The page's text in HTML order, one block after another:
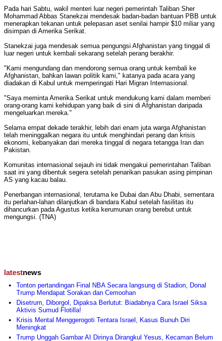
Pada hari Sabtu, wakil menteri luar negeri pemerintah Taliban Sher
Mohammad Abbas Stanekzai mendesak badan-badan bantuan PBB untuk
menerapkan tekanan untuk pelepasan aset senilai hampir $10 miliar yang
disimpan di Amerika Serikat.
Stanekzai juga mendesak semua pengungsi Afghanistan yang tinggal di
luar negeri untuk kembali sekarang setelah perang berakhir.
"Kami mengundang dan mendorong semua orang untuk kembali ke
Afghanistan, bahkan lawan politik kami," katanya pada acara yang
diadakan di Kabul untuk memperingati Hari Migran Internasional.
"Saya meminta Amerika Serikat untuk mendukung kami dalam memberi
orang-orang kami kehidupan yang baik di sini di Afghanistan daripada
mengeluarkan mereka."
Selama empat dekade terakhir, lebih dari enam juta warga Afghanistan
telah meninggalkan negara itu untuk menghindari perang dan krisis
ekonomi, kebanyakan dari mereka tinggal di negara tetangga Iran dan
Pakistan.
Komunitas internasional sejauh ini tidak mengakui pemerintahan Taliban
saat ini yang dibentuk segera setelah penarikan pasukan asing pimpinan
AS yang kacau balau.
Penerbangan internasional, terutama ke Dubai dan Abu Dhabi, sementara
itu perlahan-lahan dilanjutkan di bandara Kabul setelah fasilitas itu
dihancurkan pada Agustus ketika kerumunan orang berebut untuk
mengungsi. (TNA)
latestnews
Tonton pertandingan Final NBA Secara langsung di Stadion, Donal
Trump Mendapat Sorakan dan Cemoohan
Disetrum, Diborgol, Dipaksa Berlutut: Biadabnya Cara Israel Siksa
Aktivis Sumud Flotilla!
Krisis Mental Menggerogoti Tentara Israel, Kasus Bunuh Diri
Meningkat
Trump Unggah Gambar AI Dirinya Dirangkul Yesus, Kecaman Belum